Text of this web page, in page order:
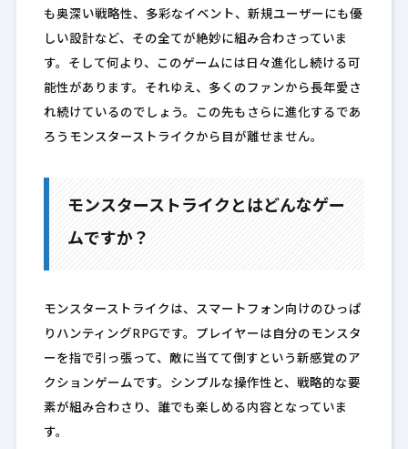
も奥深い戦略性、多彩なイベント、新規ユーザーにも優
しい設計など、その全てが絶妙に組み合わさっていま
す。そして何より、このゲームには日々進化し続ける可
能性があります。それゆえ、多くのファンから長年愛さ
れ続けているのでしょう。この先もさらに進化するであ
ろうモンスターストライクから目が離せません。
モンスターストライクとはどんなゲー
ムですか？
モンスターストライクは、スマートフォン向けのひっぱ
りハンティングRPGです。プレイヤーは自分のモンスタ
ーを指で引っ張って、敵に当てて倒すという新感覚のア
クションゲームです。シンプルな操作性と、戦略的な要
素が組み合わさり、誰でも楽しめる内容となっていま
す。